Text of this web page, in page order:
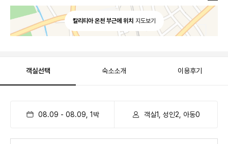
칼리티아 온천 부근에 위치 지도보기
객실선택 숙소소개 이용후기
08.09 - 08.09 1 박 객실1, 성인2, 아동0